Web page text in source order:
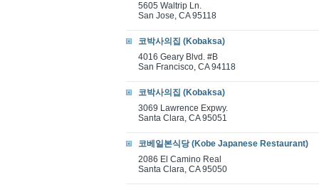
5605 Waltrip Ln.
San Jose, CA 95118
코박사의집 (Kobaksa)
4016 Geary Blvd. #B
San Francisco, CA 94118
코박사의집 (Kobaksa)
3069 Lawrence Expwy.
Santa Clara, CA 95051
코베일본식당 (Kobe Japanese Restaurant)
2086 El Camino Real
Santa Clara, CA 95050